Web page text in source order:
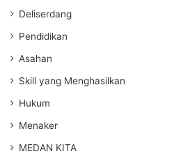
Deliserdang
Pendidikan
Asahan
Skill yang Menghasilkan
Hukum
Menaker
MEDAN KITA